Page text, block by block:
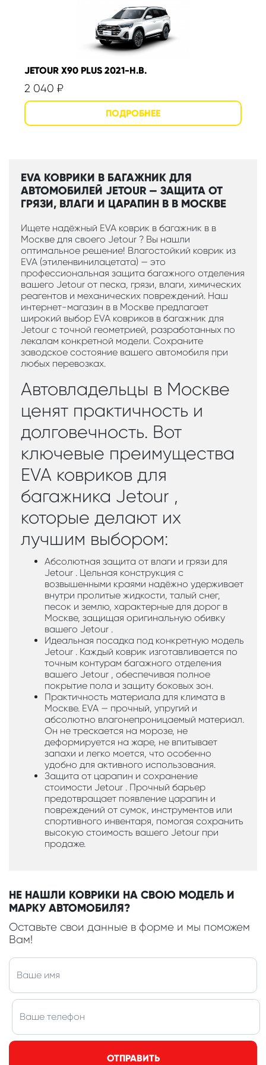
JETOUR X90 PLUS 2021-Н.В.
2 040 ₽
EVA КОВРИКИ В БАГАЖНИК ДЛЯ
АВТОМОБИЛЕЙ JETOUR — ЗАЩИТА ОТ
ГРЯЗИ, ВЛАГИ И ЦАРАПИН В В МОСКВЕ
Ищете надёжный EVA коврик в багажник в в
Москве для своего Jetour ? Вы нашли
оптимальное решение! Влагостойкий коврик из
EVA (этиленвинилацетата) — это
профессиональная защита багажного отделения
вашего Jetour от песка, грязи, влаги, химических
реагентов и механических повреждений. Наш
интернет-магазин в в Москве предлагает
широкий выбор EVA ковриков в багажник для
Jetour с точной геометрией, разработанных по
лекалам конкретной модели. Сохраните
заводское состояние вашего автомобиля при
любых перевозках.
Автовладельцы в Москве
ценят практичность и
долговечность. Вот
ключевые преимущества
EVA ковриков для
багажника Jetour ,
которые делают их
лучшим выбором:
Абсолютная защита от влаги и грязи для
Jetour . Цельная конструкция с
возвышенными краями надёжно удерживает
внутри пролитые жидкости, талый снег,
песок и землю, характерные для дорог в
Москве, защищая оригинальную обивку
вашего Jetour .
Идеальная посадка под конкретную модель
Jetour . Каждый коврик изготавливается по
точным контурам багажного отделения
вашего Jetour , обеспечивая полное
покрытие пола и защиту боковых зон.
Практичность материала для климата в
Москве. EVA — прочный, упругий и
абсолютно влагонепроницаемый материал.
Он не трескается на морозе, не
деформируется на жаре, не впитывает
запахи и легко моется, что особенно
удобно для активного использования.
Защита от царапин и сохранение
стоимости Jetour . Прочный барьер
предотвращает появление царапин и
повреждений от сумок, инструментов или
спортивного инвентаря, помогая сохранить
высокую стоимость вашего Jetour при
продаже.
НЕ НАШЛИ КОВРИКИ НА СВОЮ МОДЕЛЬ И
МАРКУ АВТОМОБИЛЯ?
Оставьте свои данные в форме и мы поможем
Вам!
ОТПРАВИТЬ